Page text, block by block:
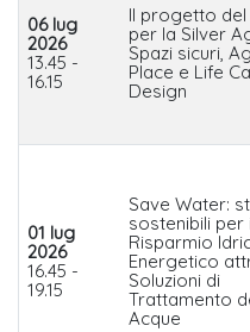
06 lug
2026
13.45 -
16.15
Il progetto
per la Silver
Spazi sicuri,
Place e Life
Design
01 lug
2026
16.45 -
19.15
Save Water:
sostenibili per
Risparmio
Energetico
Soluzioni di
Trattamento
Acque